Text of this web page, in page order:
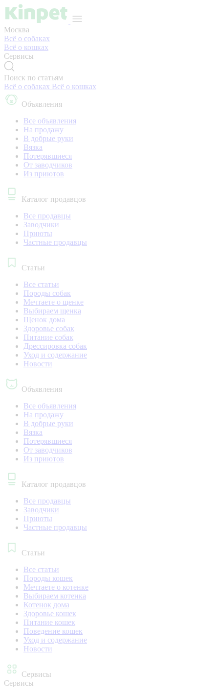
Москва
Всё о собаках
Всё о кошках
Сервисы
Поиск по статьям
Всё о собаках Всё о кошках
Объявления
Все объявления
На продажу
В добрые руки
Вязка
Потерявшиеся
От заводчиков
Из приютов
Каталог продавцов
Все продавцы
Заводчики
Приюты
Частные продавцы
Статьи
Все статьи
Породы собак
Мечтаете о щенке
Выбираем щенка
Щенок дома
Здоровье собак
Питание собак
Дрессировка собак
Уход и содержание
Новости
Объявления
Все объявления
На продажу
В добрые руки
Вязка
Потерявшиеся
От заводчиков
Из приютов
Каталог продавцов
Все продавцы
Заводчики
Приюты
Частные продавцы
Статьи
Все статьи
Породы кошек
Мечтаете о котенке
Выбираем котенка
Котенок дома
Здоровье кошек
Питание кошек
Поведение кошек
Уход и содержание
Новости
Сервисы
Сервисы